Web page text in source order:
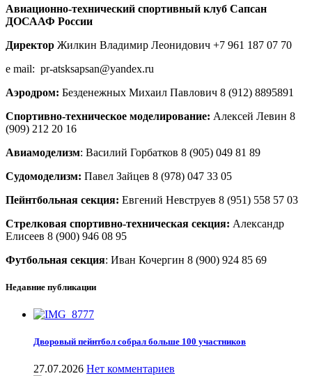
Авиационно-технический спортивный клуб Сапсан
ДОСААФ России
Директор Жилкин Владимир Леонидович +7 961 187 07 70
e mail: pr-atsksapsan@yandex.ru
Аэродром: Безденежных Михаил Павлович 8 (912) 8895891
Спортивно-техническое моделирование: Алексей Левин 8
(909) 212 20 16
Авиамоделизм: Василий Горбатков 8 (905) 049 81 89
Судомоделизм: Павел Зайцев 8 (978) 047 33 05
Пейнтбольная секция: Евгений Невструев 8 (951) 558 57 03
Стрелковая спортивно-техническая секция: Александр
Елисеев 8 (900) 946 08 95
Футбольная секция: Иван Кочергин 8 (900) 924 85 69
Недавние публикации
Дворовый пейнтбол собрал больше 100 участников
27.07.2026 Нет комментариев